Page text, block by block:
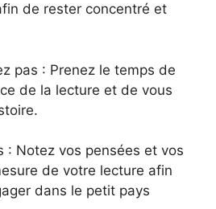
de rester concentré et
pas : Prenez le temps de
de la lecture et de vous
: Notez vos pensées et vos
de votre lecture afin
dans le petit pays